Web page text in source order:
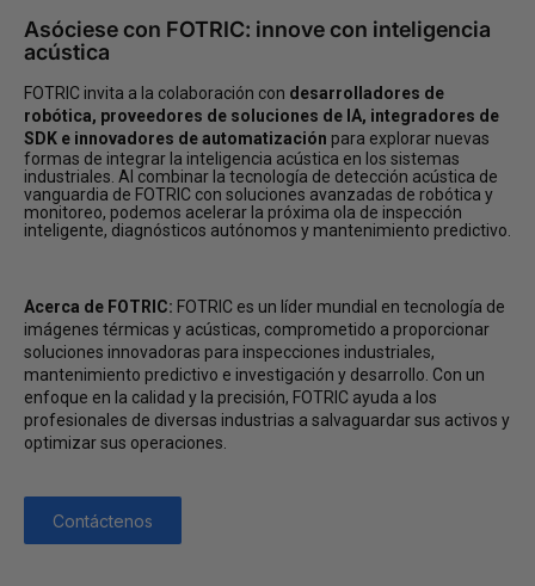
Asóciese con FOTRIC: innove con inteligencia
acústica
FOTRIC invita a la colaboración con desarrolladores de
robótica, proveedores de soluciones de IA, integradores de
SDK e innovadores de automatización para explorar nuevas
formas de integrar la inteligencia acústica en los sistemas
industriales. Al combinar la tecnología de detección acústica de
vanguardia de FOTRIC con soluciones avanzadas de robótica y
monitoreo, podemos acelerar la próxima ola de inspección
inteligente, diagnósticos autónomos y mantenimiento predictivo.
Acerca de FOTRIC: FOTRIC es un líder mundial en tecnología de
imágenes térmicas y acústicas, comprometido a proporcionar
soluciones innovadoras para inspecciones industriales,
mantenimiento predictivo e investigación y desarrollo. Con un
enfoque en la calidad y la precisión, FOTRIC ayuda a los
profesionales de diversas industrias a salvaguardar sus activos y
optimizar sus operaciones.
Contáctenos